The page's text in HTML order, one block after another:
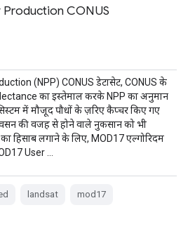
CONUS
(NPP) CONUS डेटासेट, CONUS के
का इस्तेमाल करके NPP का अनुमान
में मौजूद पौधों के ज़रिए कैप्चर किए गए
श्वसन की वजह से होने वाले नुकसान को भी
हिसाब लगाने के लिए, MOD17 एल्गोरिदम
User …
landsat mod17